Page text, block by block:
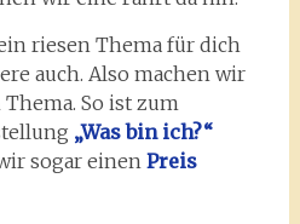
riesen Thema für dich
auch. Also machen wir
So ist zum
„Was bin ich?“
sogar einen Preis